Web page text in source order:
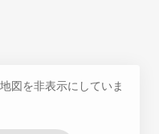
図を非表示にしていま